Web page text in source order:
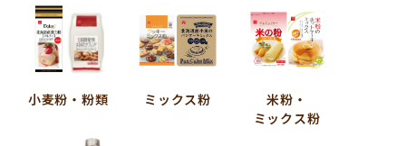
小麦粉・粉類 ミックス粉
米粉・
ミックス粉